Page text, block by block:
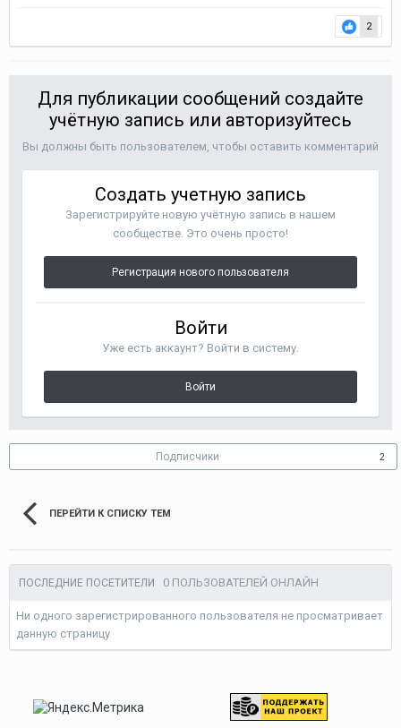
2
Для публикации сообщений создайте
учётную запись или авторизуйтесь
Вы должны быть пользователем, чтобы оставить комментарий
Создать учетную запись
Зарегистрируйте новую учётную запись в нашем
сообществе. Это очень просто!
Регистрация нового пользователя
Войти
Уже есть аккаунт? Войти в систему.
Войти
Подписчики 2
ПЕРЕЙТИ К СПИСКУ ТЕМ
ПОСЛЕДНИЕ ПОСЕТИТЕЛИ 0 ПОЛЬЗОВАТЕЛЕЙ ОНЛАЙН
Ни одного зарегистрированного пользователя не просматривает
данную страницу